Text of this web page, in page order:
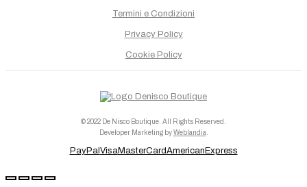
Termini e Condizioni
Privacy Policy
Cookie Policy
© 2022 De Nisco Boutique. All Rights Reserved.
Developer Marketing byWeblandia
PayPalVisaMasterCardAmericanExpress